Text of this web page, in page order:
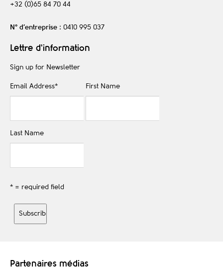
+32 (0)65 84 70 44
N° d’entreprise : 0410 995 037
Lettre d'information
Sign up for Newsletter
Email Address* First Name
Last Name
* = required field
Partenaires médias